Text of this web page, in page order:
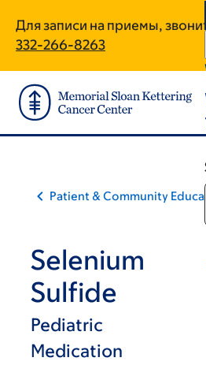
main
content
footer
Для записи на приемы,
332-266-8263
Patient & Community
Selenium
Sulfide
Pediatric
Medication